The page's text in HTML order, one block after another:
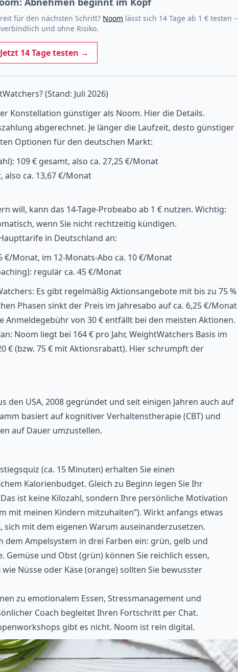
für den nächsten Schritt? Noom lässt sich 14 Tage ab 1 € testen –
und ohne Risiko.
Jetzt 14 Tage testen →
(Stand: Juli 2026)
Konstellation günstiger als Noom. Hier die Details.
abgerechnet. Je länger die Laufzeit, desto günstiger
Optionen für den deutschen Markt:
109 € gesamt, also ca. 27,25 €/Monat
also ca. 13,67 €/Monat
will, kann das 14-Tage-Probeabo ab 1 € nutzen. Wichtig:
wenn Sie nicht rechtzeitig kündigen.
in Deutschland an:
€/Monat, im 12-Monats-Abo ca. 10 €/Monat
regulär ca. 45 €/Monat
Es gibt regelmäßig Aktionsangebote mit bis zu 75 %
Phasen sinkt der Preis im Jahresabo auf ca. 6,25 €/Monat
Anmeldegebühr von 30 € entfällt bei den meisten Aktionen.
Noom liegt bei 164 € pro Jahr, WeightWatchers Basis im
€ (bzw. 75 € mit Aktionsrabatt). Hier schrumpft der
den USA, 2008 gegründet und seit einigen Jahren auch auf
basiert auf kognitiver Verhaltenstherapie (CBT) und
auf Dauer umzustellen.
(ca. 15 Minuten) erhalten Sie einen
Kalorienbudget. Gleich zu Beginn legen Sie Ihr
ist keine Kilozahl, sondern Ihre persönliche Motivation
mit meinen Kindern mitzuhalten”). Wirkt anfangs etwas
mit dem eigenen Warum auseinanderzusetzen.
dem Ampelsystem in drei Farben ein: grün, gelb und
Gemüse und Obst (grün) können Sie reichlich essen,
Nüsse oder Käse (orange) sollten Sie bewusster
zu emotionalem Essen, Stressmanagement und
Coach begleitet Ihren Fortschritt per Chat.
gibt es nicht. Noom ist rein digital.